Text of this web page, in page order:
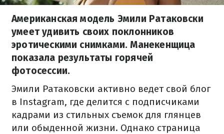
Американская модель Эмили Ратаковски
умеет удивить своих поклонников
эротическими снимками. Манекенщица
показала результаты горячей
фотосессии.
Эмили Ратаковски активно ведет свой блог
в Instagram, где делится с подписчиками
кадрами из стильных съемок для глянцев
или обыденной жизни. Однако страница